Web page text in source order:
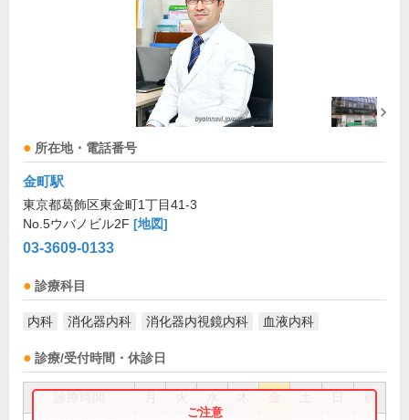
所在地・電話番号
金町駅
東京都葛飾区東金町1丁目41-3
No.5ウバノビル2F [地図]
03-3609-0133
診療科目
内科 消化器内科 消化器内視鏡内科 血液内科
診療/受付時間・休診日
祝